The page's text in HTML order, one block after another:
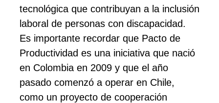
tecnológica que contribuyan a la inclusión
laboral de personas con discapacidad.
Es importante recordar que Pacto de
Productividad es una iniciativa que nació
en Colombia en 2009 y que el año
pasado comenzó a operar en Chile,
como un proyecto de cooperación